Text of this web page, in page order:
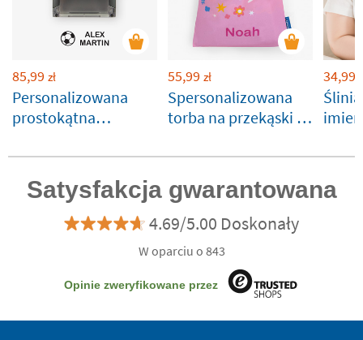
85,99 zł
Personalizowana
prostokątna
do ubrań i
przedmiotów
55,99 zł
Spersonalizowana
torba na przekąski z
34,99
Satysfakcja gwarantowana
4.69/5.00 Doskonały
W oparciu o 843
Opinie zweryfikowane przez